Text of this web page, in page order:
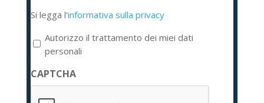
legga
l'informativa
sulla
privacy
*
Si legga l'informativa sulla privacy
Autorizzo il trattamento dei miei dati
personali
CAPTCHA